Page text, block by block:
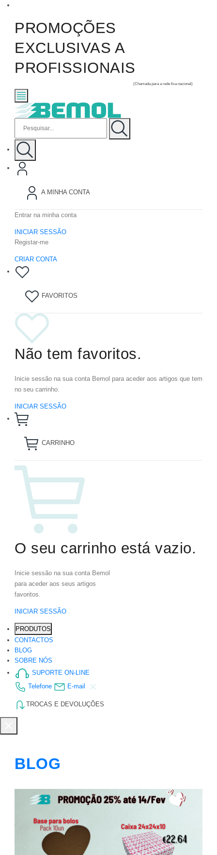
PROMOÇÕES
EXCLUSIVAS A
PROFISSIONAIS
(Chamada para a rede fixa nacional)
A MINHA CONTA
Entrar na minha conta
INICIAR SESSÃO
Registar-me
CRIAR CONTA
FAVORITOS
Não tem favoritos.
Inicie sessão na sua conta Bemol para aceder aos artigos que tem
no seu carrinho.
INICIAR SESSÃO
CARRINHO
O seu carrinho está vazio.
Inicie sessão na sua conta Bemol
para aceder aos seus artigos
favoritos.
INICIAR SESSÃO
PRODUTOS
CONTACTOS
BLOG
SOBRE NÓS
SUPORTE ON-LINE
Telefone
E-mail
TROCAS E DEVOLUÇÕES
BLOG